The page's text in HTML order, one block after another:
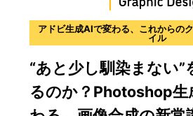
デザインの現場から届ける実践的な
サウンドデザインのプ
ぶ〜合意を積み重ね
げる実践ガイド〜